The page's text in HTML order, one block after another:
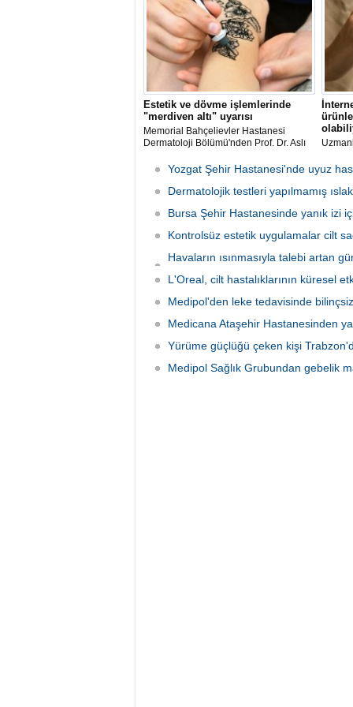
konusunda uyarılması gerektiğini
bildirdi.
Estetik ve dövme işlemlerinde
"merdiven altı" uyarısı
Memorial Bahçelievler Hastanesi
Dermatoloji Bölümü'nden Prof. Dr. Aslı
sağlık sertifikaları, sterilizasyon
prosedürleri, kullanılan mürekkep veya
malzeme içerikleri hakkında bilgi alın.
Yozgat Şehir Hastanesi'nde uyuz
Dermatolojik testleri yapılmamış
Bursa Şehir Hastanesinde yanık izi
Kontrolsüz estetik uygulamalar cilt
Havaların ısınmasıyla talebi artan
taşıyor
L'Oreal, cilt hastalıklarının küresel
Medipol'den leke tedavisinde
Medicana Ataşehir Hastanesinden
Yürüme güçlüğü çeken kişi
Medipol Sağlık Grubundan gebelik